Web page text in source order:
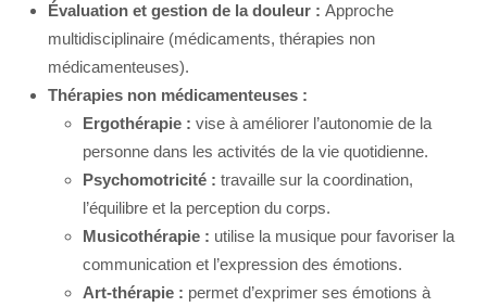
Évaluation et gestion de la douleur : Approche
multidisciplinaire (médicaments, thérapies non
médicamenteuses).
Thérapies non médicamenteuses :
Ergothérapie : vise à améliorer l’autonomie de la
personne dans les activités de la vie quotidienne.
Psychomotricité : travaille sur la coordination,
l’équilibre et la perception du corps.
Musicothérapie : utilise la musique pour favoriser la
communication et l’expression des émotions.
Art-thérapie : permet d’exprimer ses émotions à